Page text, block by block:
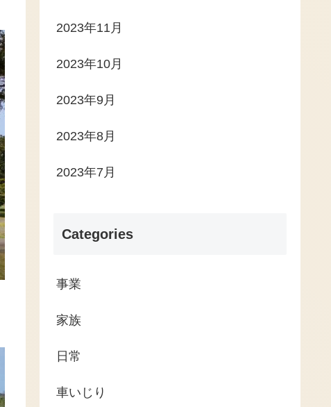
2023年11月
2023年10月
2023年9月
2023年8月
2023年7月
Categories
事業
家族
日常
車いじり